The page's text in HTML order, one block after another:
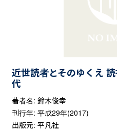
近世読者とそのゆくえ
代
著者名: 鈴木俊幸
刊行年: 平成29年(2017)
出版元: 平凡社